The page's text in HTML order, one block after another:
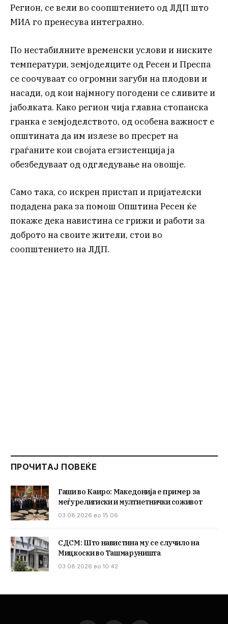
Регион, се вели во соопштението од ЛДП што
МИА го пренесува интегрално.
По нестабилните временски услови и ниските
температури, земјоделците од Ресен и Преспа
се соочуваат со огромни загуби на плодови и
насади, од кои најмногу погодени се сливите и
јаболката. Како регион чија главна стопанска
гранка е земјоделството, од особена важност е
општината да им излезе во пресрет на
граѓаните кои својата егзистенција ја
обезбедуваат од одгледување на овошје.
Само така, со искрен пристап и пријателски
подадена рака за помош Општина Ресен ќе
покаже дека навистина се грижи и работи за
доброто на своите жители, стои во
соопштението на ЛДП.
ПРОЧИТАЈ ПОВЕЌЕ
Гаши во Каиро: Македонија е пример за
меѓурелигиски и мултиетнички соживот
03.08.2026 во 15:06
СДСМ: Што навистина му се случило на
Мицкоски во Ташмаруништа
03.08.2026 во 10:42